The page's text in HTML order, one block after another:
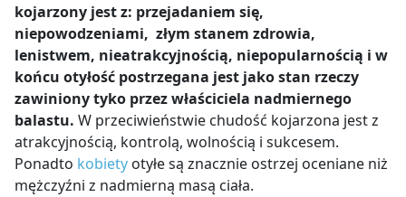
kojarzony jest z: przejadaniem się,
niepowodzeniami, złym stanem zdrowia,
lenistwem, nieatrakcyjnością, niepopularnością i w
końcu otyłość postrzegana jest jako stan rzeczy
zawiniony tyko przez właściciela nadmiernego
balastu. W przeciwieństwie chudość kojarzona jest z
atrakcyjnością, kontrolą, wolnością i sukcesem.
Ponadto kobiety otyłe są znacznie ostrzej oceniane niż
mężczyźni z nadmierną masą ciała.